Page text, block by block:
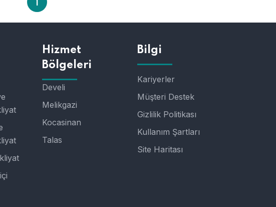
Hizmet
Bölgeleri
Develi
Melikgazi
Kocasinan
Talas
Bilgi
Kariyerler
Müşteri Destek
Gizlilik Politikası
Kullanım Şartları
Site Haritası